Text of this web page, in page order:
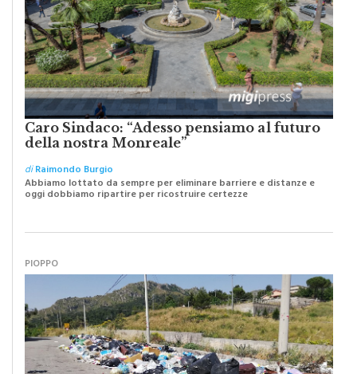
Caro Sindaco: “Adesso pensiamo al futuro
della nostra Monreale”
diRaimondo Burgio
Abbiamo lottato da sempre per eliminare barriere e distanze e
oggi dobbiamo ripartire per ricostruire certezze